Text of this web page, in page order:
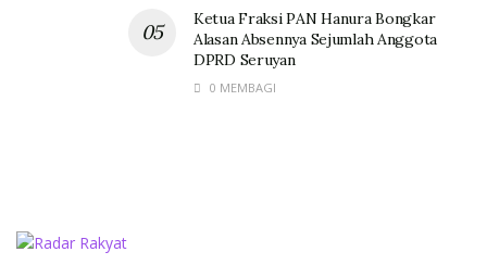
Ketua Fraksi PAN Hanura Bongkar
Alasan Absennya Sejumlah Anggota
DPRD Seruyan
0 MEMBAGI